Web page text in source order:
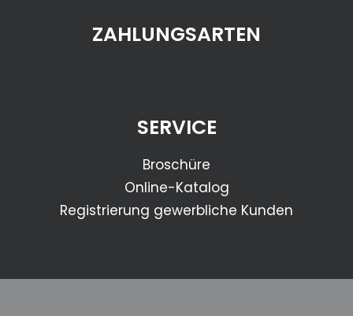
ZAHLUNGSARTEN
SERVICE
Broschüre
Online-Katalog
Registrierung gewerbliche Kunden